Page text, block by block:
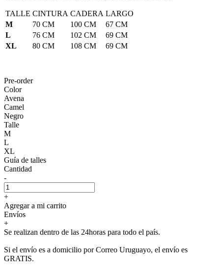
TALLE CINTURA CADERA LARGO
M
70 CM 100 CM
67 CM
L
76 CM 102 CM
69 CM
XL
80 CM 108 CM 69 CM
Pre-order
Color
Avena
Camel
Negro
Talle
M
L
XL
Guía de talles
Cantidad
-
+
Agregar a mi carrito
Envíos
+
Se realizan dentro de las 24horas para todo el país.
Si el envío es a domicilio por Correo Uruguayo, el envío es
GRATIS.